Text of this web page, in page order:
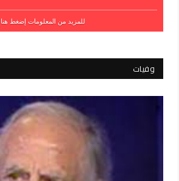
للمزيد من المعلومات إضغط هنا
وفيات